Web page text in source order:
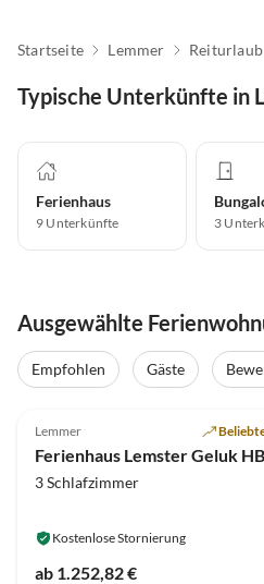
Startseite Lemmer Reiturlaub
Typische Unterkünfte in
Ferienhaus
9 Unterkünfte 3
Ausgewählte
Empfohlen Gäste
Lemmer
3 Schlafzimmer
Kostenlose Stornierung
ab 1.252,82 €